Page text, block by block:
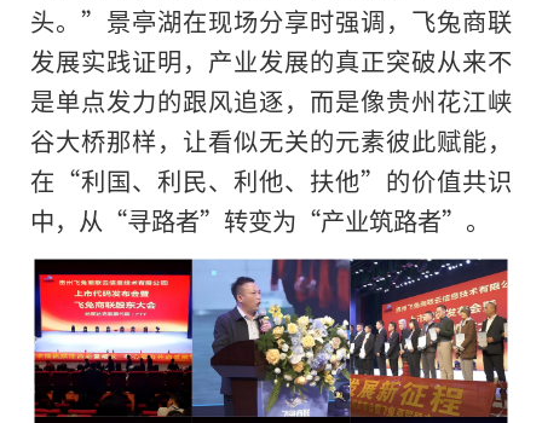
头。”景亭湖在现场分享时强调，飞兔商联
发展实践证明，产业发展的真正突破从来不
是单点发力的跟风追逐，而是像贵州花江峡
谷大桥那样，让看似无关的元素彼此赋能，
在“利国、利民、利他、扶他”的价值共识
中，从“寻路者”转变为“产业筑路者”。